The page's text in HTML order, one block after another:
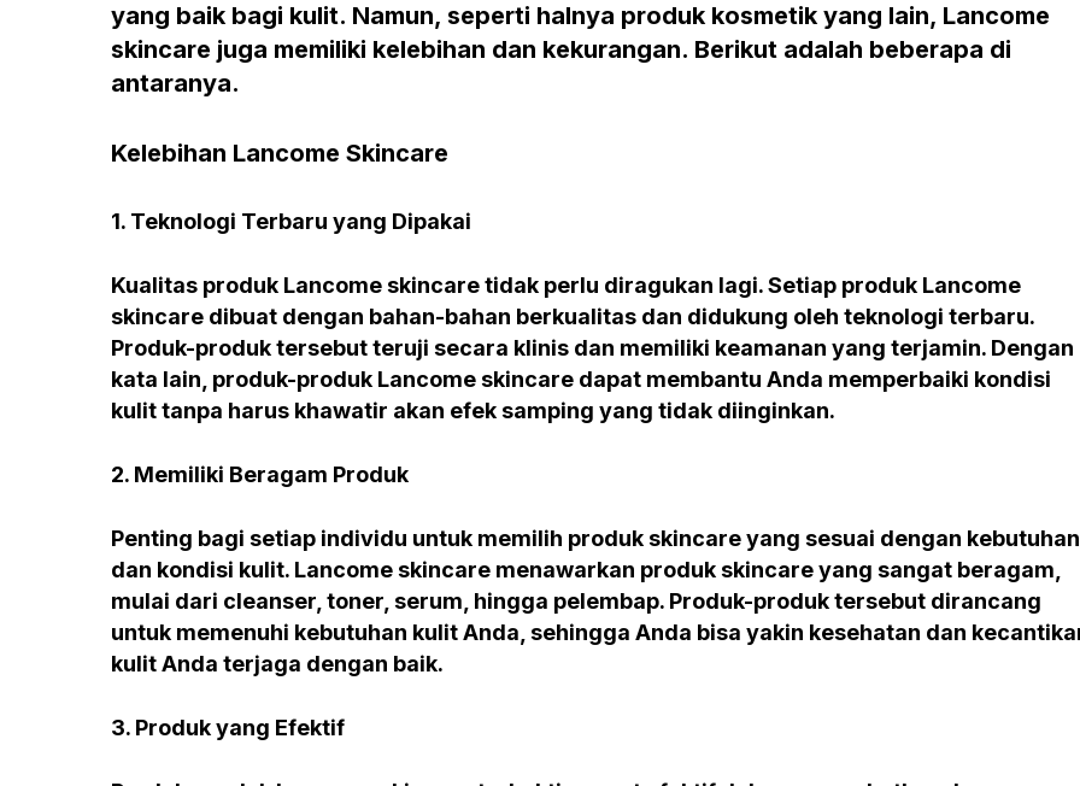
yang baik bagi kulit. Namun, seperti halnya produk kosmetik yang lain, Lancome
skincare juga memiliki kelebihan dan kekurangan. Berikut adalah beberapa di
antaranya.
Kelebihan Lancome Skincare
1. Teknologi Terbaru yang Dipakai
Kualitas produk Lancome skincare tidak perlu diragukan lagi. Setiap produk Lancome
skincare dibuat dengan bahan-bahan berkualitas dan didukung oleh teknologi terbaru.
Produk-produk tersebut teruji secara klinis dan memiliki keamanan yang terjamin. Dengan
kata lain, produk-produk Lancome skincare dapat membantu Anda memperbaiki kondisi
kulit tanpa harus khawatir akan efek samping yang tidak diinginkan.
2. Memiliki Beragam Produk
Penting bagi setiap individu untuk memilih produk skincare yang sesuai dengan kebutuhan
dan kondisi kulit. Lancome skincare menawarkan produk skincare yang sangat beragam,
mulai dari cleanser, toner, serum, hingga pelembap. Produk-produk tersebut dirancang
untuk memenuhi kebutuhan kulit Anda, sehingga Anda bisa yakin kesehatan dan
kulit Anda terjaga dengan baik.
3. Produk yang Efektif